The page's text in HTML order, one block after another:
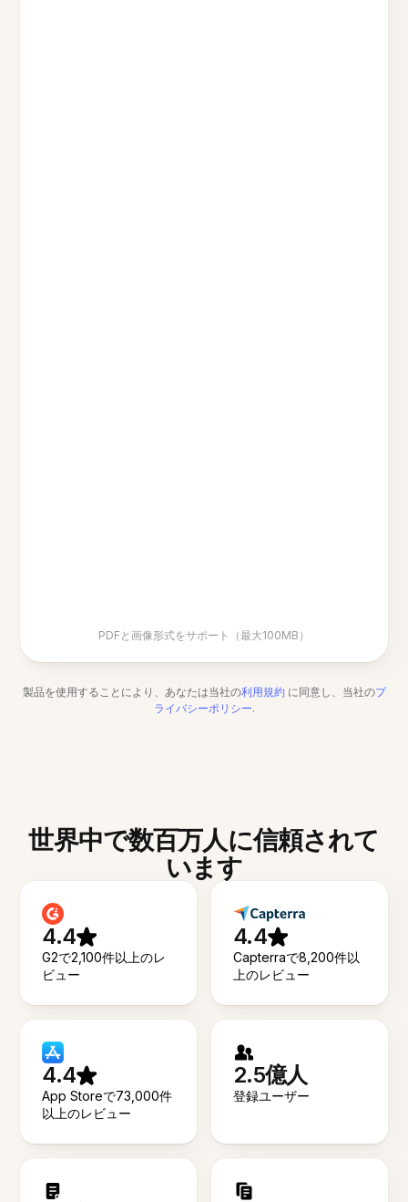
PDFと画像形式をサポート（最大100MB）
製品を使用することにより、あなたは当社の利用規約 に同意し、当社のプ
ライバシーポリシー.
世界中で数百万人に信頼されて
います
4.4
G2で2,100件以上のレ
ビュー
4.4
Capterraで8,200件以
上のレビュー
4.4
App Storeで73,000件
以上のレビュー
2.5億人
登録ユーザー